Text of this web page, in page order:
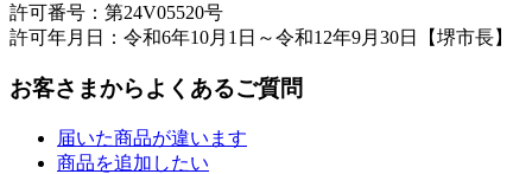
許可番号：第24V05520号
許可年月日：令和6年10月1日～令和12年9月30日【堺市長】
お客さまからよくあるご質問
届いた商品が違います
商品を追加したい